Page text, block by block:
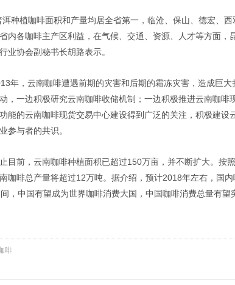
洱种植咖啡面积和产量均居全省第一，临沧、保山、德宏、
内各咖啡主产区利益，在气候、交通、资源、人才等方面，
业协会副秘书长胡路表示。
年，云南咖啡遭遇前期的灾害和后期的霜冻灾害，造成巨
，一边积极研究云南咖啡收储机制；一边积极推进云南咖啡
能的云南咖啡现货交易中心建设得到广泛的关注，积极建设
参与者的共识。
目前，云南咖啡种植面积已超过150万亩，并不断扩大。按
咖啡总产量将超过12万吨。据介绍，预计2018年左右，国
，中国有望成为世界咖啡消费大国，中国咖啡消费总量有
啡